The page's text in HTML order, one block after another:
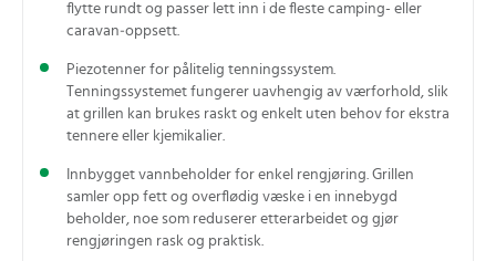
flytte rundt og passer lett inn i de fleste camping- eller
caravan‑oppsett.
Piezotenner for pålitelig tenningssystem.
Tenningssystemet fungerer uavhengig av værforhold, slik
at grillen kan brukes raskt og enkelt uten behov for ekstra
tennere eller kjemikalier.
Innbygget vannbeholder for enkel rengjøring. Grillen
samler opp fett og overflødig væske i en innebygd
beholder, noe som reduserer etterarbeidet og gjør
rengjøringen rask og praktisk.